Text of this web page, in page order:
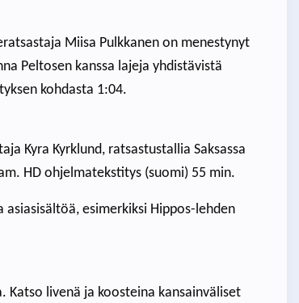
Miisa Pulkkanen on menestynyt
Peltosen kanssa lajeja yhdistävistä
kohdasta 1:04.
Kyra Kyrklund, ratsastustallia Saksassa
HD ohjelmatekstitys (suomi) 55 min.
esimerkiksi Hippos-lehden
Katso livenä ja koosteina kansainväliset